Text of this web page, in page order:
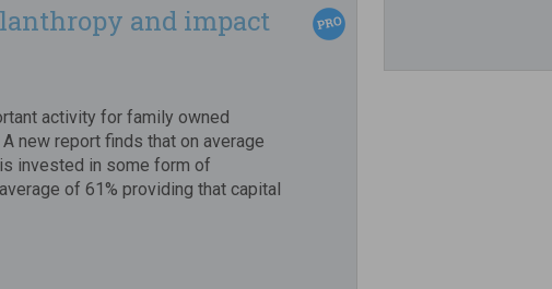
and impact
activity for family owned
new report finds that on average
invested in some form of
of 61% providing that capital
Impact